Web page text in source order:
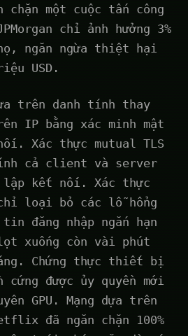
chặn một cuộc tấn công
chỉ ảnh hưởng 3%
ngăn ngừa thiệt hại
USD.
trên danh tính thay
IP bằng xác minh mật
Xác thực mutual TLS
cả client và server
kết nối. Xác thực
loại bỏ các lỗ hổng
đăng nhập ngắn hạn
xuống còn vài phút
Chứng thực thiết bị
cứng được ủy quyền mới
GPU. Mạng dựa trên
đã ngăn chặn 100%